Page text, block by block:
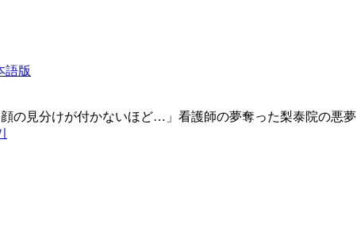
語版
顔の見分けが付かないほど…」看護師の夢奪った梨泰院の悪夢